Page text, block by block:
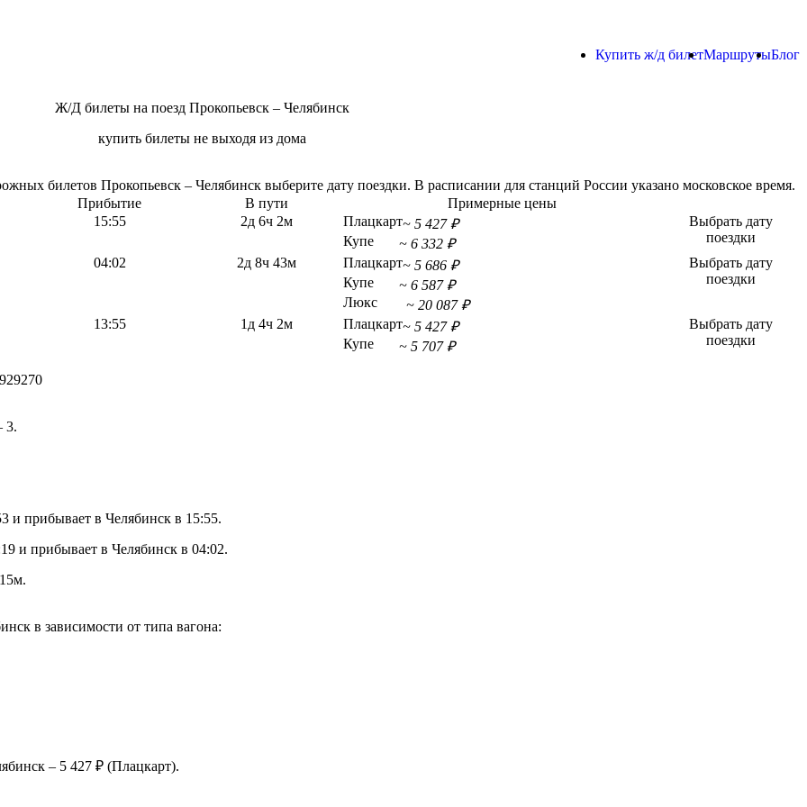
Купить ж/д билетМаршрутыБлог
Ж/Д билеты на поезд Прокопьевск – Челябинск
купить билеты не выходя из дома
билетов Прокопьевск – Челябинск выберите дату поездки. В расписании для станций России указано московское время.
Прибытие
В пути
Примерные цены
15:55
2д 6ч 2м Плацкарт~ 5 427 ₽
Купе
~ 6 332 ₽
Выбрать дату
поездки
04:02
2д 8ч 43м Плацкарт~ 5 686 ₽
Купе
~ 6 587 ₽
Люкс
~ 20 087 ₽
Выбрать дату
поездки
13:55 1д 4ч 2м Плацкарт~ 5 427 ₽
Купе
~ 5 707 ₽
Выбрать дату
поездки
3.
и прибывает в Челябинск в 15:55.
и прибывает в Челябинск в 04:02.
в зависимости от типа вагона:
– 5 427 ₽ (Плацкарт).